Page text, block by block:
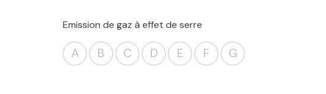
Emission de gaz à effet de serre
A B C D E F G